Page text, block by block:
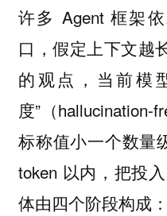
许多 Agent 框架
口，假定上下文越
的观点，当前模
度”（hallucination-
标称值小一个数量
token 以内，把投
体由四个阶段构成：